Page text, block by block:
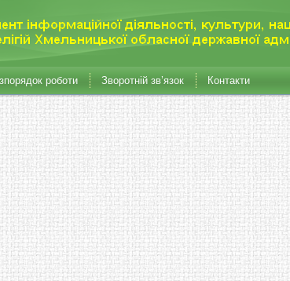
роботи Зворотній зв’язок Контакти